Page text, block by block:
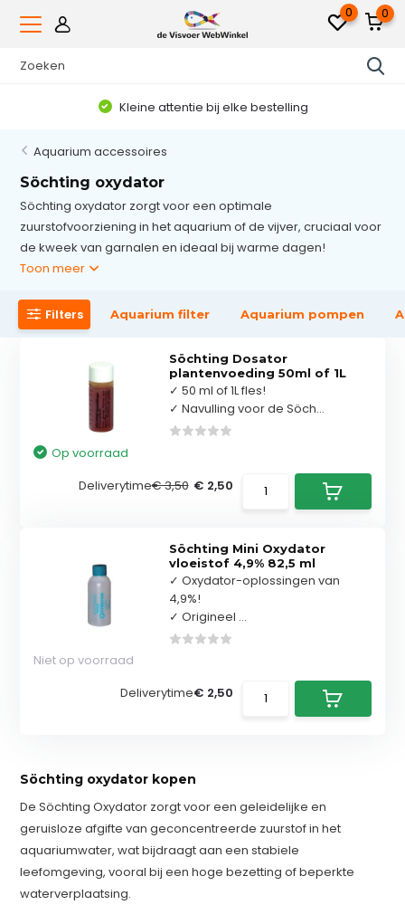
0 0
Kleine attentie bij elke bestelling
Aquarium accessoires
Söchting oxydator
Söchting oxydator zorgt voor een optimale
zuurstofvoorziening in het aquarium of de vijver, cruciaal voor
de kweek van garnalen en ideaal bij warme dagen!
Toon meer
Filters Aquarium filter Aquarium pompen
Söchting Dosator
plantenvoeding 50ml of 1L
✓ 50 ml of 1L fles!
✓ Navulling voor de Söch...
Op voorraad
Deliverytime€ 3,50 € 2,50
Söchting Mini Oxydator
vloeistof 4,9% 82,5 ml
✓ Oxydator-oplossingen van
4,9%!
✓ Origineel ...
Niet op voorraad
Deliverytime€ 2,50
Söchting oxydator kopen
De Söchting Oxydator zorgt voor een geleidelijke en
geruisloze afgifte van geconcentreerde zuurstof in het
aquariumwater, wat bijdraagt aan een stabiele
leefomgeving, vooral bij een hoge bezetting of beperkte
waterverplaatsing.